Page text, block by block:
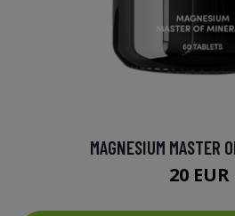
MAGNESIUM MASTER
20 EUR